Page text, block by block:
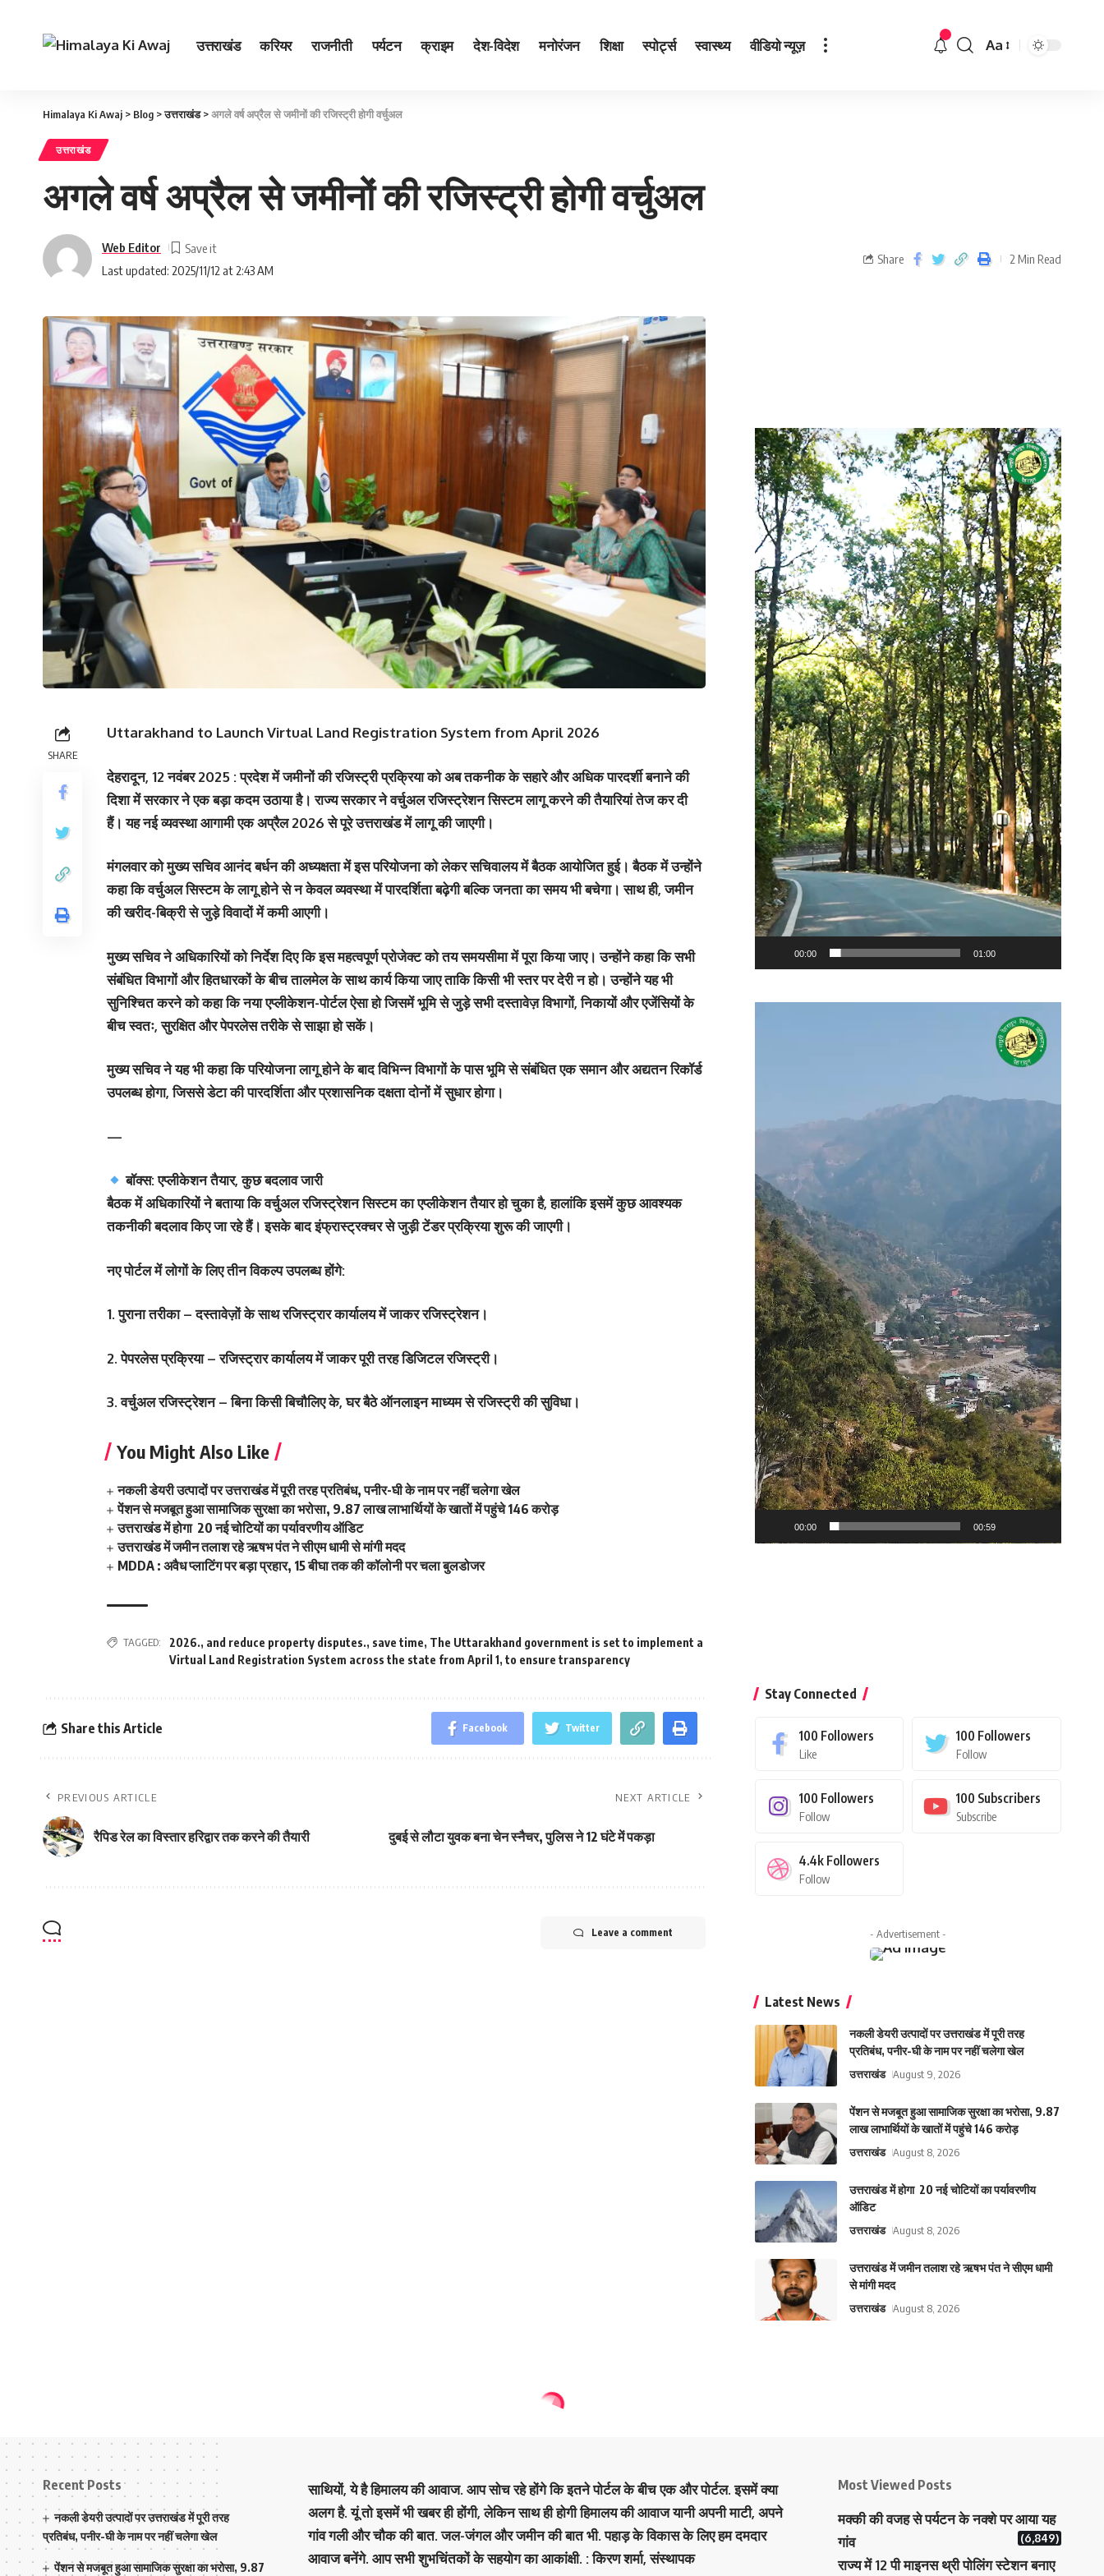
उत्तराखंड करियर राजनीती पर्यटन क्राइम देश-विदेश मनोरंजन शिक्षा स्पोर्ट्स स्वास्थ्य वीडियो न्यूज़ Aa
Himalaya Ki Awaj > Blog >उत्तराखंड>अगले वर्ष अप्रैल से जमीनों की रजिस्ट्री होगी वर्चुअल
उत्तराखंड
अगले वर्ष अप्रैल से जमीनों की रजिस्ट्री होगी वर्चुअल
Last updated: 2025/11/12 at 2:43 AM
Web Editor
Share 2 Min Read
SHARE
Uttarakhand to Launch Virtual Land Registration System from April 2026
देहरादून, 12 नवंबर 2025 : प्रदेश में जमीनों की रजिस्ट्री प्रक्रिया को अब तकनीक के सहारे और अधिक पारदर्शी बनाने की
दिशा में सरकार ने एक बड़ा कदम उठाया है। राज्य सरकार ने वर्चुअल रजिस्ट्रेशन सिस्टम लागू करने की तैयारियां तेज कर दी
हैं। यह नई व्यवस्था आगामी एक अप्रैल 2026 से पूरे उत्तराखंड में लागू की जाएगी।
मंगलवार को मुख्य सचिव आनंद बर्धन की अध्यक्षता में इस परियोजना को लेकर सचिवालय में बैठक आयोजित हुई। बैठक में उन्होंने
कहा कि वर्चुअल सिस्टम के लागू होने से न केवल व्यवस्था में पारदर्शिता बढ़ेगी बल्कि जनता का समय भी बचेगा। साथ ही, जमीन
की खरीद-बिक्री से जुड़े विवादों में कमी आएगी।
मुख्य सचिव ने अधिकारियों को निर्देश दिए कि इस महत्वपूर्ण प्रोजेक्ट को तय समयसीमा में पूरा किया जाए। उन्होंने कहा कि सभी
संबंधित विभागों और हितधारकों के बीच तालमेल के साथ कार्य किया जाए ताकि किसी भी स्तर पर देरी न हो। उन्होंने यह भी
सुनिश्चित करने को कहा कि नया एप्लीकेशन-पोर्टल ऐसा हो जिसमें भूमि से जुड़े सभी दस्तावेज़ विभागों, निकायों और एजेंसियों के
बीच स्वतः, सुरक्षित और पेपरलेस तरीके से साझा हो सकें।
मुख्य सचिव ने यह भी कहा कि परियोजना लागू होने के बाद विभिन्न विभागों के पास भूमि से संबंधित एक समान और अद्यतन रिकॉर्ड
उपलब्ध होगा, जिससे डेटा की पारदर्शिता और प्रशासनिक दक्षता दोनों में सुधार होगा।
—
बॉक्स: एप्लीकेशन तैयार, कुछ बदलाव जारी
बैठक में अधिकारियों ने बताया कि वर्चुअल रजिस्ट्रेशन सिस्टम का एप्लीकेशन तैयार हो चुका है, हालांकि इसमें कुछ आवश्यक
तकनीकी बदलाव किए जा रहे हैं। इसके बाद इंफ्रास्ट्रक्चर से जुड़ी टेंडर प्रक्रिया शुरू की जाएगी।
नए पोर्टल में लोगों के लिए तीन विकल्प उपलब्ध होंगे:
1. पुराना तरीका – दस्तावेज़ों के साथ रजिस्ट्रार कार्यालय में जाकर रजिस्ट्रेशन।
2. पेपरलेस प्रक्रिया – रजिस्ट्रार कार्यालय में जाकर पूरी तरह डिजिटल रजिस्ट्री।
3. वर्चुअल रजिस्ट्रेशन – बिना किसी बिचौलिए के, घर बैठे ऑनलाइन माध्यम से रजिस्ट्री की सुविधा।
You Might Also Like
नकली डेयरी उत्पादों पर उत्तराखंड में पूरी तरह प्रतिबंध, पनीर-घी के नाम पर नहीं चलेगा खेल
पेंशन से मजबूत हुआ सामाजिक सुरक्षा का भरोसा, 9.87 लाख लाभार्थियों के खातों में पहुंचे 146 करोड़
उत्तराखंड में होगा 20 नई चोटियों का पर्यावरणीय ऑडिट
उत्तराखंड में जमीन तलाश रहे ऋषभ पंत ने सीएम धामी से मांगी मदद
MDDA : अवैध प्लाटिंग पर बड़ा प्रहार, 15 बीघा तक की कॉलोनी पर चला बुलडोजर
TAGGED: 2026., and reduce property disputes., save time, The Uttarakhand government is set to implement a
Virtual Land Registration System across the state from April 1, to ensure transparency
Share this Article Facebook Twitter
PREVIOUS ARTICLE
रैपिड रेल का विस्तार हरिद्वार तक करने की तैयारी
NEXT ARTICLE
दुबई से लौटा युवक बना चेन स्नैचर, पुलिस ने 12 घंटे में पकड़ा
Leave a comment
Video
Player
00:00 01:00
00:00 00:59
Stay Connected
100 Followers
Like
100 Followers
Follow
100 Followers
Follow
100 Subscribers
Subscribe
4.4k Followers
Follow
- Advertisement -
Latest News
नकली डेयरी उत्पादों पर उत्तराखंड में पूरी तरह
प्रतिबंध, पनीर-घी के नाम पर नहीं चलेगा खेल
उत्तराखंड August 9, 2026
पेंशन से मजबूत हुआ सामाजिक सुरक्षा का भरोसा, 9.87
लाख लाभार्थियों के खातों में पहुंचे 146 करोड़
उत्तराखंड August 8, 2026
उत्तराखंड में होगा 20 नई चोटियों का पर्यावरणीय
ऑडिट
उत्तराखंड August 8, 2026
उत्तराखंड में जमीन तलाश रहे ऋषभ पंत ने सीएम धामी
से मांगी मदद
उत्तराखंड August 8, 2026
Recent Posts
नकली डेयरी उत्पादों पर उत्तराखंड में पूरी तरह
प्रतिबंध, पनीर-घी के नाम पर नहीं चलेगा खेल
पेंशन से मजबूत हुआ सामाजिक सुरक्षा का भरोसा, 9.87
साथियों, ये है हिमालय की आवाज. आप सोच रहे होंगे कि इतने पोर्टल के बीच एक और पोर्टल. इसमें क्या
अलग है. यूं तो इसमें भी खबर ही होंगी, लेकिन साथ ही होगी हिमालय की आवाज यानी अपनी माटी, अपने
गांव गली और चौक की बात. जल-जंगल और जमीन की बात भी. पहाड़ के विकास के लिए हम दमदार
आवाज बनेंगे. आप सभी शुभचिंतकों के सहयोग का आकांक्षी. : किरण शर्मा, संस्‍थापक
Most Viewed Posts
मक्‍की की वजह से पर्यटन के नक्‍शे पर आया यह
गांव
(6,849)
राज्य में 12 पी माइनस थ्री पोलिंग स्टेशन बनाए